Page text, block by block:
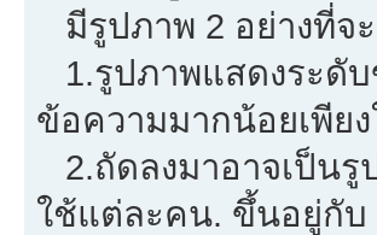
มีรูปภาพ 2 อย่างที่จ
1.รูปภาพแสดงระดั
ข้อความมากน้อยเพียง
2.ถัดลงมาอาจเป็น
ใช้แต่ละคน. ขึ้นอยู่กับ